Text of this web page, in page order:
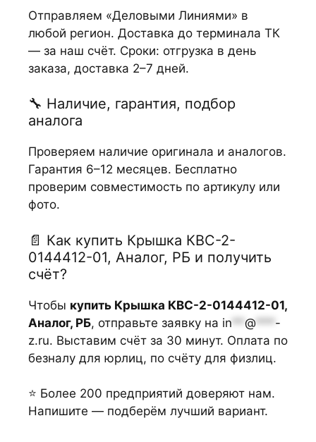
Отправляем «Деловыми Линиями» в
любой регион. Доставка до терминала ТК
— за наш счёт. Сроки: отгрузка в день
заказа, доставка 2–7 дней.
🔧 Наличие, гарантия, подбор
аналога
Проверяем наличие оригинала и аналогов.
Гарантия 6–12 месяцев. Бесплатно
проверим совместимость по артикулу или
фото.
📄 Как купить Крышка КВС-2-
0144412-01, Аналог, РБ и получить
счёт?
Чтобы купить Крышка КВС-2-0144412-01,
Аналог, РБ, отправьте заявку на in ** @ *** -
z.ru. Выставим счёт за 30 минут. Оплата по
безналу для юрлиц, по счёту для физлиц.
⭐ Более 200 предприятий доверяют нам.
Напишите — подберём лучший вариант.